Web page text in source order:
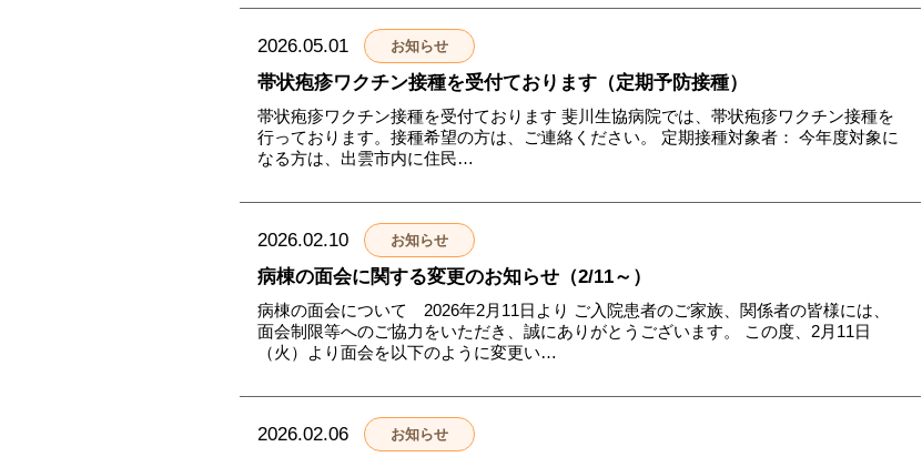
2026.05.01 お知らせ
帯状疱疹ワクチン接種を受付ております（定期予防接種）
帯状疱疹ワクチン接種を受付ております 斐川生協病院では、帯状疱疹ワクチン接種を
行っております。接種希望の方は、ご連絡ください。 定期接種対象者： 今年度対象に
なる方は、出雲市内に住民…
2026.02.10 お知らせ
病棟の面会に関する変更のお知らせ（2/11～）
病棟の面会について 2026年2月11日より ご入院患者のご家族、関係者の皆様には、
面会制限等へのご協力をいただき、誠にありがとうございます。 この度、2月11日
（火）より面会を以下のように変更い…
2026.02.06 お知らせ